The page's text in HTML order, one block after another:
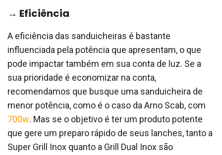
→ Eficiência
A eficiência das sanduicheiras é bastante
influenciada pela potência que apresentam, o que
pode impactar também em sua conta de luz. Se a
sua prioridade é economizar na conta,
recomendamos que busque uma sanduicheira de
menor potência, como é o caso da Arno Scab, com
700w. Mas se o objetivo é ter um produto potente
que gere um preparo rápido de seus lanches, tanto a
Super Grill Inox quanto a Grill Dual Inox são